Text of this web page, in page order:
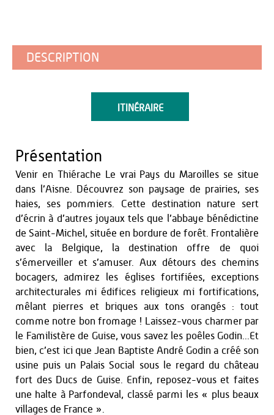
DESCRIPTION
ITINÉRAIRE
Présentation
Venir en Thiérache Le vrai Pays du Maroilles se situe
dans l’Aisne. Découvrez son paysage de prairies, ses
haies, ses pommiers. Cette destination nature sert
d’écrin à d’autres joyaux tels que l’abbaye bénédictine
de Saint-Michel, située en bordure de forêt. Frontalière
avec la Belgique, la destination offre de quoi
s’émerveiller et s’amuser. Aux détours des chemins
bocagers, admirez les églises fortifiées, exceptions
architecturales mi édifices religieux mi fortifications,
mêlant pierres et briques aux tons orangés : tout
comme notre bon fromage ! Laissez-vous charmer par
le Familistère de Guise, vous savez les poêles Godin...Et
bien, c’est ici que Jean Baptiste André Godin a créé son
usine puis un Palais Social sous le regard du château
fort des Ducs de Guise. Enfin, reposez-vous et faites
une halte à Parfondeval, classé parmi les « plus beaux
villages de France ».